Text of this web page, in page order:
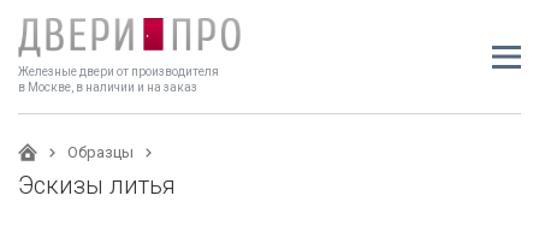
Железные двери от производителя
в Москве, в наличии и на заказ
Образцы
Эскизы литья